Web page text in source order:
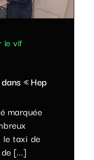
le vif
« Hep
marquée
le taxi de
[...]